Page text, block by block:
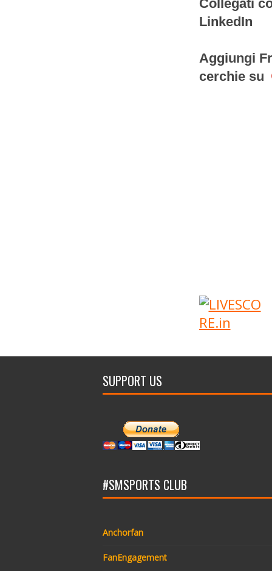
Collegati
LinkedIn
Aggiungi
cerchie su
SUPPORT US
#SMSPORTS CLUB
Anchorfan
FanEngagement